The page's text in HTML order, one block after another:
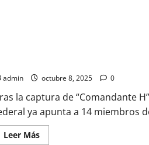
sin
por
licitación
admin octubre 8, 2025 0
la captura de “Comandante
ya apunta a 14 miembros
Leer MásLeer
más